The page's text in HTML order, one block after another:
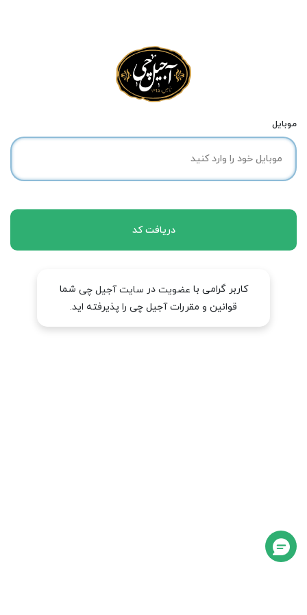
موبایل
دریافت کد
کاربر گرامی با عضویت در سایت آجیل چی شما
قوانین و مقررات آجیل چی را پذیرفته اید.